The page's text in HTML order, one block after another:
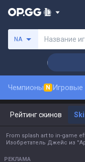
NA Название
Чемпионы N
Рейтинг скинов
From splash art to in-game
Изобретатель Джейс из
РЕКЛАМА